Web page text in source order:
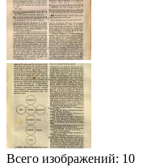
Всего изображений: 10